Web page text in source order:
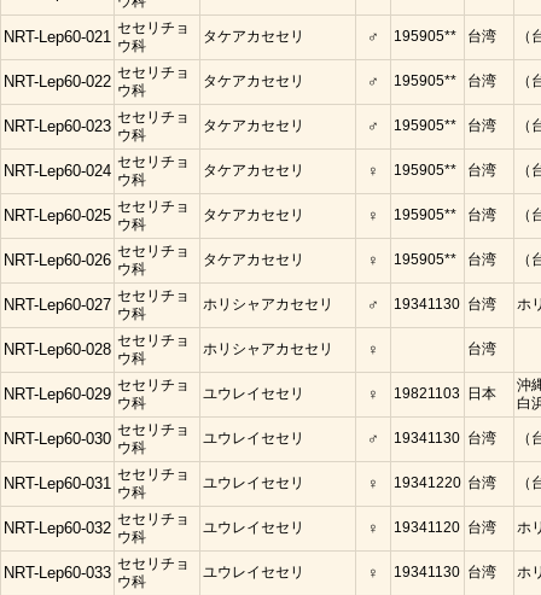
NRT-Lep60-021 セセリチョ
ウ科
タケアカセセリ ♂ 195905** 台湾 （
NRT-Lep60-022 セセリチョ
ウ科
タケアカセセリ ♂ 195905** 台湾 （
NRT-Lep60-023 セセリチョ
ウ科
タケアカセセリ ♂ 195905** 台湾 （
NRT-Lep60-024 セセリチョ
ウ科
タケアカセセリ ♀ 195905** 台湾 （
NRT-Lep60-025 セセリチョ
ウ科
タケアカセセリ ♀ 195905** 台湾 （
NRT-Lep60-026 セセリチョ
ウ科
タケアカセセリ ♀ 195905** 台湾 （
NRT-Lep60-027 セセリチョ
ウ科
ホリシャアカセセリ ♂ 19341130 台湾 ホ
NRT-Lep60-028 セセリチョ
ウ科
ホリシャアカセセリ ♀ 台湾
NRT-Lep60-029 セセリチョ
ウ科
ユウレイセセリ ♀ 19821103 日本
沖
白
NRT-Lep60-030 セセリチョ
ウ科
ユウレイセセリ ♂ 19341130 台湾 （
NRT-Lep60-031 セセリチョ
ウ科
ユウレイセセリ ♀ 19341220 台湾 （
NRT-Lep60-032 セセリチョ
ウ科
ユウレイセセリ ♀ 19341120 台湾 ホ
NRT-Lep60-033 セセリチョ
ウ科
ユウレイセセリ ♀ 19341130 台湾 ホ